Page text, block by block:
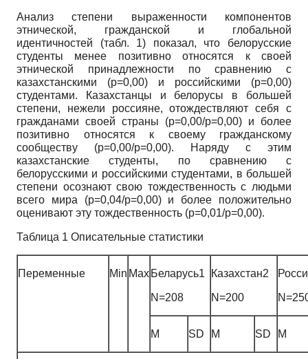
Анализ степени выраженности компонентов
этнической, гражданской и глобальной
идентичностей (табл. 1) показал, что белорусские
студенты менее позитивно относятся к своей
этнической принадлежности по сравнению с
казахстанскими (p=0,00) и российскими (p=0,00)
студентами. Казахстанцы и белорусы в большей
степени, нежели россияне, отождествляют себя с
гражданами своей страны (p=0,00/p=0,00) и более
позитивно относятся к своему гражданскому
сообществу (p=0,00/p=0,00). Наряду с этим
казахстанские студенты, по сравнению с
белорусскими и российскими студентами, в большей
степени осознают свою тождественность с людьми
всего мира (p=0,04/p=0,00) и более положительно
оценивают эту тождественность (p=0,01/p=0,00).
Таблица 1 Описательные статистики
Переменные Min Max Беларусь1
N=208
Казахстан2
N=200
M SD M SD M